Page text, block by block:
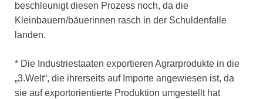
beschleunigt diesen Prozess noch, da die
Kleinbauern/bäuerinnen rasch in der Schuldenfalle
landen.
* Die Industriestaaten exportieren Agrarprodukte in die
„3.Welt“, die ihrerseits auf Importe angewiesen ist, da
sie auf exportorientierte Produktion umgestellt hat